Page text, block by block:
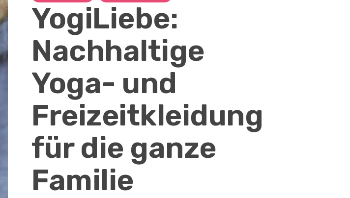
YogiLiebe:
Nachhaltige
Yoga- und
Freizeitkleidung
für die ganze
Familie